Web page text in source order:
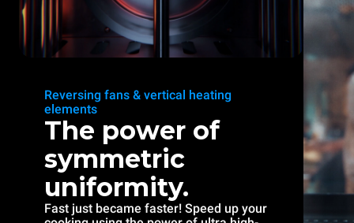
Reversing fans & vertical heating
elements
The power of
symmetric
uniformity.
Fast just became faster! Speed up your